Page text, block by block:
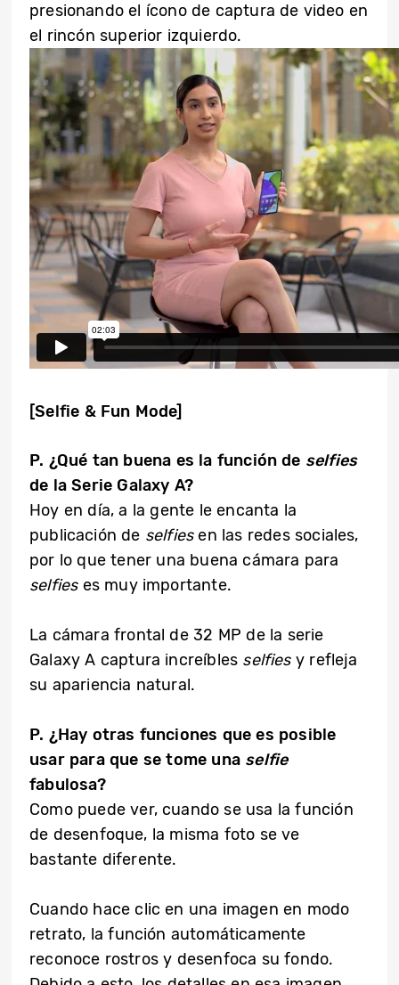
presionando el ícono de captura de video en
el rincón superior izquierdo.
[Selfie & Fun Mode]
P. ¿Qué tan buena es la función de selfies
de la Serie Galaxy A?
Hoy en día, a la gente le encanta la
publicación de selfiesen las redes sociales,
por lo que tener una buena cámara para
selfieses muy importante.
La cámara frontal de 32 MP de la serie
Galaxy A captura increíbles selfiesy refleja
su apariencia natural.
P. ¿Hay otras funciones que es posible
usar para que se tome una selfie
fabulosa?
Como puede ver, cuando se usa la función
de desenfoque, la misma foto se ve
bastante diferente.
Cuando hace clic en una imagen en modo
retrato, la función automáticamente
reconoce rostros y desenfoca su fondo.